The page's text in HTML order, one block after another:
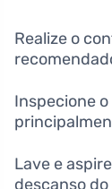
Realize o
Inspecione
Lave e
descanso